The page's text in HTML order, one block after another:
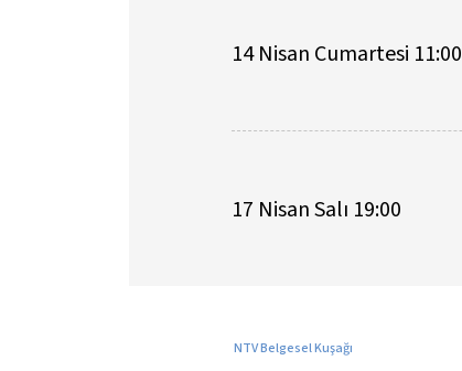
14 Nisan Cumartesi 11:00
17 Nisan Salı 19:00
NTV Belgesel Kuşağı